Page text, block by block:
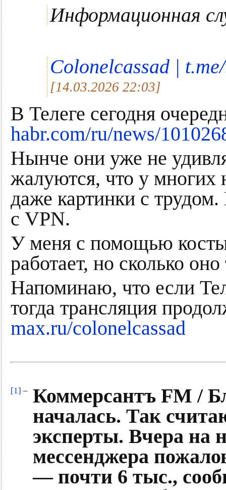
Информационная
Colonelcassad |
[14.03.2026 22:03]
В Телеге сегодня
habr.com/ru/news/
Нынче они уже не
жалуются, что у многих
даже картинки с
с VPN.
У меня с помощью
работает, но сколько
Напоминаю, что если
тогда трансляция
max.ru/colonelcassad
[1] – Коммерсантъ FM /
началась. Так
эксперты. Вчера на
мессенджера
— почти 6 тыс.,